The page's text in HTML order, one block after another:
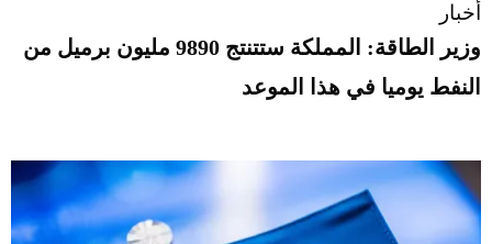
أخبار
وزير الطاقة: المملكة ستتنتج 9890 مليون برميل من
النفط يوميا في هذا الموعد